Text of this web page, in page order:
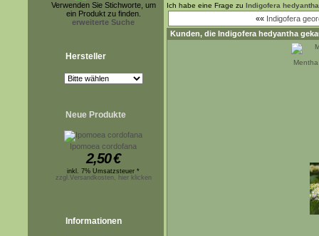
Verwenden Sie Stichworte, um
ein Produkt zu finden.
erweiterte Suche
Hersteller
Neue Produkte
Ipomoea cordofana
2,50€
inkl. 7% Umsatzsteuer *
zzgl.Versandkosten, hier klicken
Informationen
Ich habe eine Frage zu Indigofera hedyantha
«« Indigofera
Kunden, die Indigofera hedyantha